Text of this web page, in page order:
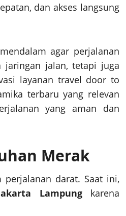
dan akses langsung
agar perjalanan
jaringan jalan, tetapi juga
layanan travel door to
terbaru yang relevan
yang aman dan
Merak
darat. Saat ini,
Lampungkarena